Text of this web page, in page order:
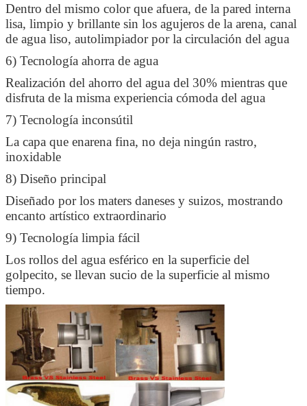
Dentro del mismo color que afuera, de la pared interna
lisa, limpio y brillante sin los agujeros de la arena, canal
de agua liso, autolimpiador por la circulación del agua
6) Tecnología ahorra de agua
Realización del ahorro del agua del 30% mientras que
disfruta de la misma experiencia cómoda del agua
7) Tecnología inconsútil
La capa que enarena fina, no deja ningún rastro,
inoxidable
8) Diseño principal
Diseñado por los maters daneses y suizos, mostrando
encanto artístico extraordinario
9) Tecnología limpia fácil
Los rollos del agua esférico en la superficie del
golpecito, se llevan sucio de la superficie al mismo
tiempo.